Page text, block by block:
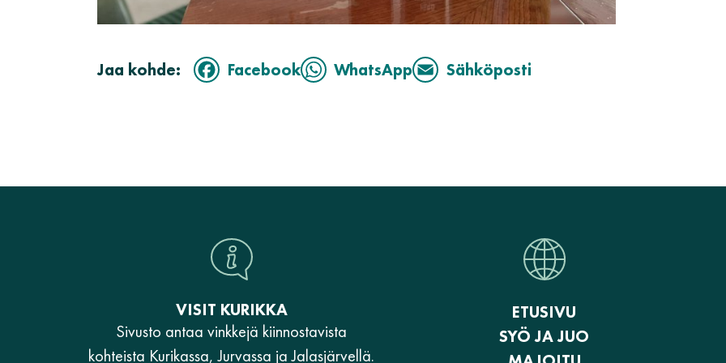
Jaa kohde: Facebook WhatsApp Sähköposti
VISIT KURIKKA
Sivusto antaa vinkkejä kiinnostavista
kohteista Kurikassa, Jurvassa ja Jalasjärvellä.
ETUSIVU
SYÖ JA JUO